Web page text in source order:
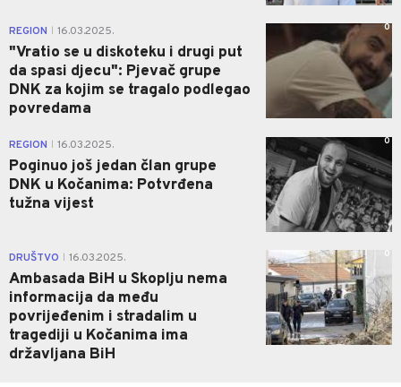
REGION 16.03.2025.
"Vratio se u diskoteku i drugi put
da spasi djecu": Pjevač grupe
DNK za kojim se tragalo podlegao
povredama
0
REGION 16.03.2025.
Poginuo još jedan član grupe
DNK u Kočanima: Potvrđena
tužna vijest
0
DRUŠTVO 16.03.2025.
Ambasada BiH u Skoplju nema
informacija da među
povrijeđenim i stradalim u
tragediji u Kočanima ima
državljana BiH
0